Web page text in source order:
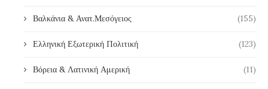
Βαλκάνια & Ανατ.Μεσόγειος (155)
Ελληνική Εξωτερική Πολιτική (123)
Βόρεια & Λατινική Αμερική (11)